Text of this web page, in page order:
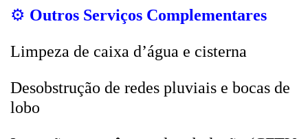
⚙️ Outros Serviços Complementares
Limpeza de caixa d’água e cisterna
Desobstrução de redes pluviais e bocas de
lobo